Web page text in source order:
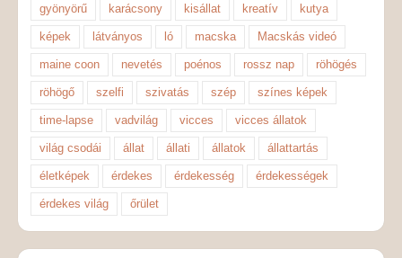
gyönyörű karácsony kisállat kreatív kutya
képek látványos ló macska Macskás videó
maine coon nevetés poénos rossz nap röhögés
röhögő szelfi szivatás szép színes képek
time-lapse vadvilág vicces vicces állatok
világ csodái állat állati állatok állattartás
életképek érdekes érdekesség érdekességek
érdekes világ őrület